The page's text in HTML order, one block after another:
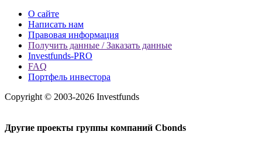
О сайте
Написать нам
Правовая информация
Получить данные / Заказать данные
Investfunds-PRO
FAQ
Портфель инвестора
Copyright © 2003-2026 Investfunds
Другие проекты группы компаний Cbonds